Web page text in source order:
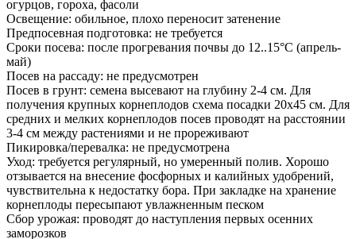
огурцов, гороха, фасоли
Освещение: обильное, плохо переносит затенение
Предпосевная подготовка: не требуется
Сроки посева: после прогревания почвы до 12..15°С (апрель-
май)
Посев на рассаду: не предусмотрен
Посев в грунт: семена высевают на глубину 2-4 см. Для
получения крупных корнеплодов схема посадки 20х45 см. Для
средних и мелких корнеплодов посев проводят на расстоянии
3-4 см между растениями и не прореживают
Пикировка/перевалка: не предусмотрена
Уход: требуется регулярный, но умеренный полив. Хорошо
отзывается на внесение фосфорных и калийных удобрений,
чувствительна к недостатку бора. При закладке на хранение
корнеплоды пересыпают увлажненным песком
Сбор урожая: проводят до наступления первых осенних
заморозков